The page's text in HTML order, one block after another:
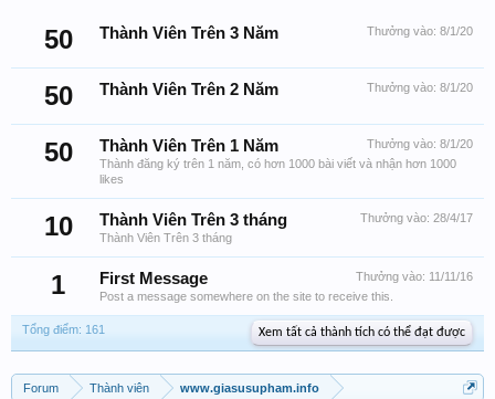
50
Thưởng vào: 8/1/20
Thành Viên Trên 3 Năm
50 Thưởng vào: 8/1/20
Thành Viên Trên 2 Năm
50 Thưởng vào: 8/1/20
Thành Viên Trên 1 Năm
Thành đăng ký trên 1 năm, có hơn 1000 bài viết và nhận hơn 1000
likes
10 Thưởng vào: 28/4/17
Thành Viên Trên 3 tháng
Thành Viên Trên 3 tháng
1 Thưởng vào: 11/11/16
First Message
Post a message somewhere on the site to receive this.
Tổng điểm: 161 Xem tất cả thành tích có thể đạt được
Forum Thành viên www.giasusupham.info